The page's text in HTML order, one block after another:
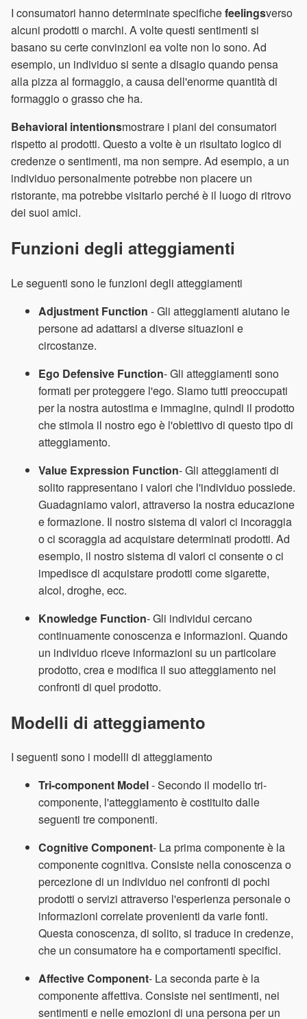
I consumatori hanno determinate specifichefeelingsverso
alcuni prodotti o marchi. A volte questi sentimenti si
basano su certe convinzioni ea volte non lo sono. Ad
esempio, un individuo si sente a disagio quando pensa
alla pizza al formaggio, a causa dell'enorme quantità di
formaggio o grasso che ha.
Behavioral intentionsmostrare i piani dei consumatori
rispetto ai prodotti. Questo a volte è un risultato logico di
credenze o sentimenti, ma non sempre. Ad esempio, a un
individuo personalmente potrebbe non piacere un
ristorante, ma potrebbe visitarlo perché è il luogo di ritrovo
dei suoi amici.
Funzioni degli atteggiamenti
Le seguenti sono le funzioni degli atteggiamenti
Adjustment Function - Gli atteggiamenti aiutano le
persone ad adattarsi a diverse situazioni e
circostanze.
Ego Defensive Function- Gli atteggiamenti sono
formati per proteggere l'ego. Siamo tutti preoccupati
per la nostra autostima e immagine, quindi il prodotto
che stimola il nostro ego è l'obiettivo di questo tipo di
atteggiamento.
Value Expression Function- Gli atteggiamenti di
solito rappresentano i valori che l'individuo possiede.
Guadagniamo valori, attraverso la nostra educazione
e formazione. Il nostro sistema di valori ci incoraggia
o ci scoraggia ad acquistare determinati prodotti. Ad
esempio, il nostro sistema di valori ci consente o ci
impedisce di acquistare prodotti come sigarette,
alcol, droghe, ecc.
Knowledge Function- Gli individui cercano
continuamente conoscenza e informazioni. Quando
un individuo riceve informazioni su un particolare
prodotto, crea e modifica il suo atteggiamento nei
confronti di quel prodotto.
Modelli di atteggiamento
I seguenti sono i modelli di atteggiamento
Tri-component Model- Secondo il modello tri-
componente, l'atteggiamento è costituito dalle
seguenti tre componenti.
Cognitive Component- La prima componente è la
componente cognitiva. Consiste nella conoscenza o
percezione di un individuo nei confronti di pochi
prodotti o servizi attraverso l'esperienza personale o
informazioni correlate provenienti da varie fonti.
Questa conoscenza, di solito, si traduce in credenze,
che un consumatore ha e comportamenti specifici.
Affective Component- La seconda parte è la
componente affettiva. Consiste nei sentimenti, nei
sentimenti e nelle emozioni di una persona per un